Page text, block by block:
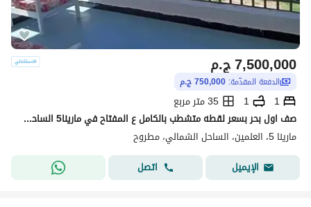
ج.م7,500,000
الدفعة المقدّمة: 750,000 ج.م
1
1
35 متر مربع
صف اول بحر بسعر لقطه متشطب بالكامل ع المفتاح في مارينا5 الساحل الشمالي قبل لسان الوزراء marina5 بجوار فندق Rixos دقائق من مراسي
مارينا 5، العلمين، الساحل الشمالي، مطروح
الإيميل
اتصل